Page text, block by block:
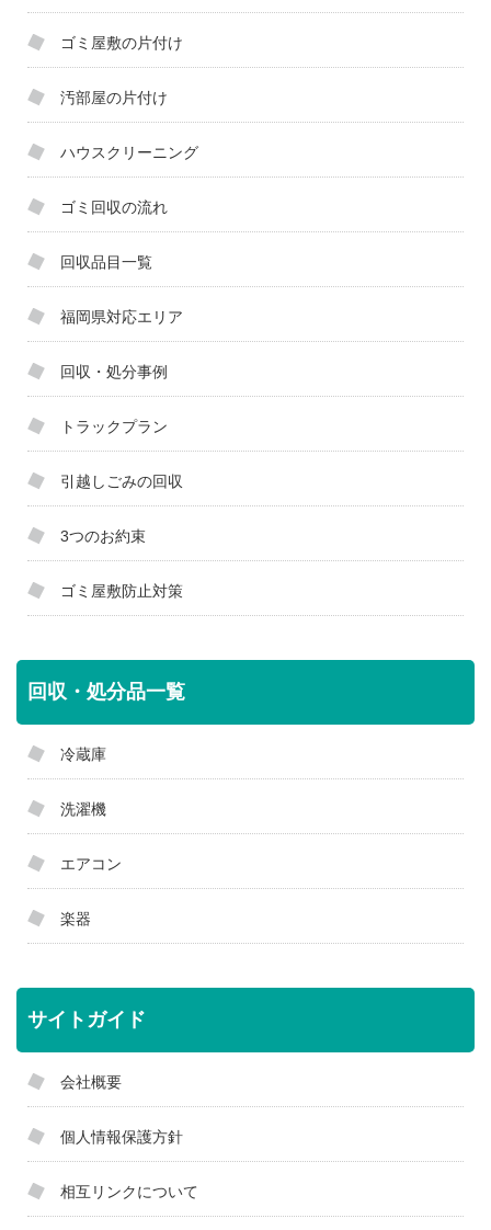
ゴミ屋敷の片付け
汚部屋の片付け
ハウスクリーニング
ゴミ回収の流れ
回収品目一覧
福岡県対応エリア
回収・処分事例
トラックプラン
引越しごみの回収
3つのお約束
ゴミ屋敷防止対策
回収・処分品一覧
冷蔵庫
洗濯機
エアコン
楽器
サイトガイド
会社概要
個人情報保護方針
相互リンクについて